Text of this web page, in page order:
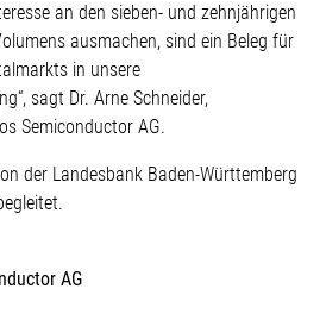
an den sieben- und zehnjährigen
ausmachen, sind ein Beleg für
in unsere
sagt Dr. Arne Schneider,
Semiconductor AG.
der Landesbank Baden-Württemberg
AG